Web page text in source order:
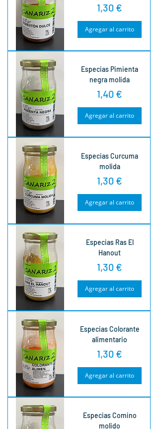
Precio
1,30 €
Agregar al carrito
Especias Pimienta
negra molida
Precio
1,40 €
Agregar al carrito
Especias Curcuma
molida
Precio
1,30 €
Agregar al carrito
Especias Ras El
Hanout
Precio
1,30 €
Agregar al carrito
Especias Colorante
alimentario
Precio
1,30 €
Agregar al carrito
Especias Comino
molido